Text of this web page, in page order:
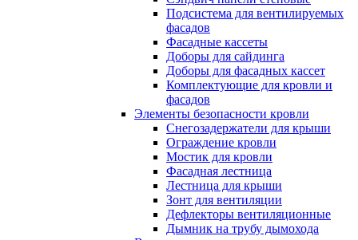
Подсистема для вентилируемых
фасадов
Фасадные кассеты
Доборы для сайдинга
Доборы для фасадных кассет
Комплектующие для кровли и
фасадов
Элементы безопасности кровли
Снегозадержатели для крыши
Ограждение кровли
Мостик для кровли
Фасадная лестница
Лестница для крыши
Зонт для вентиляции
Дефлекторы вентиляционные
Дымник на трубу дымохода